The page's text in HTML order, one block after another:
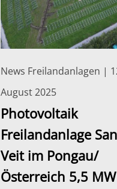
News Freilandanlagen |
August 2025
Photovoltaik
Freilandanlage
Veit im Pongau/
Österreich 5,5 MW